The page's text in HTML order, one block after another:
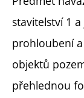
stavitelství 1
prohloubení
objektů
přehlednou